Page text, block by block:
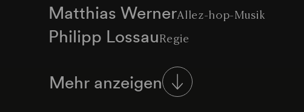
Matthias WernerAllez-hop-Musik
Philipp LossauRegie
Mehr anzeigen